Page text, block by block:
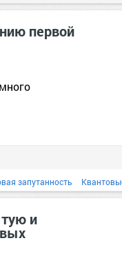
первой
запутанность
и